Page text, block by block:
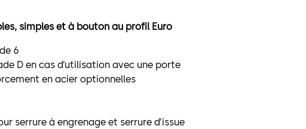
simples et à bouton au profil Euro
6
D en cas d’utilisation avec une porte
en acier optionnelles
serrure à engrenage et serrure d’issue